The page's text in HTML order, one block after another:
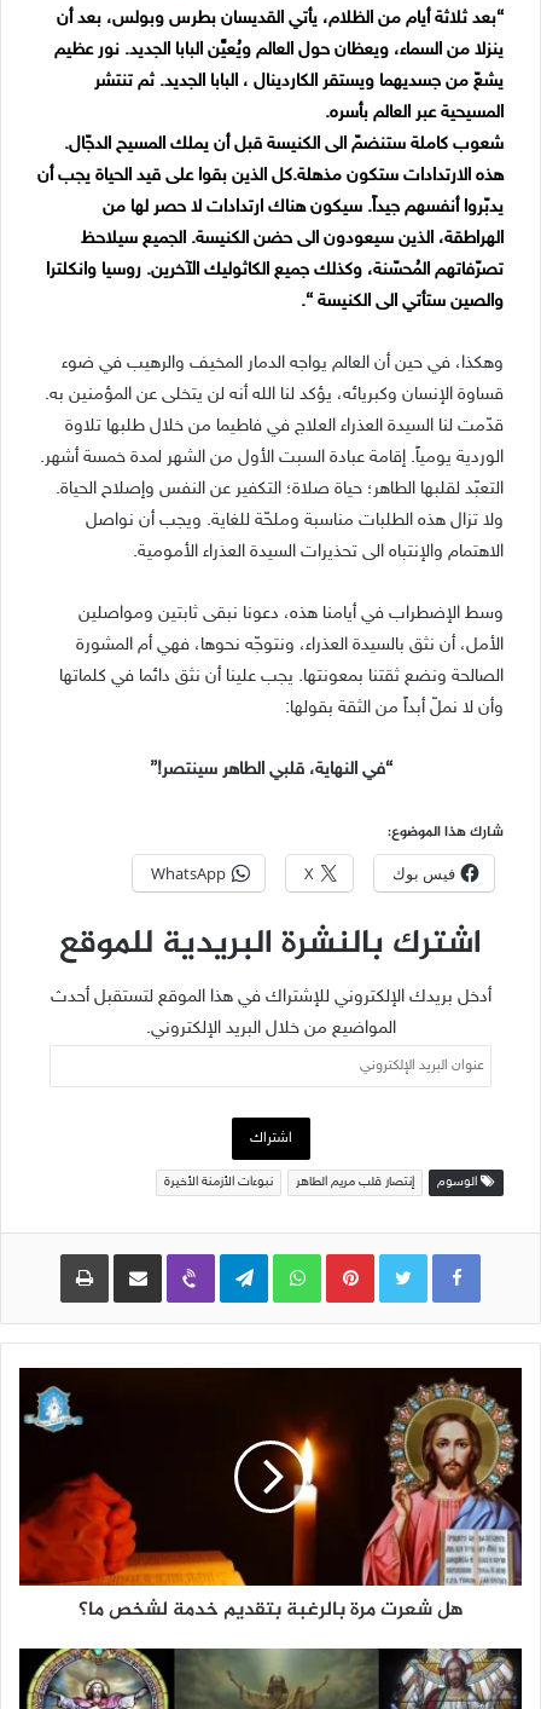
“بعد ثلاثة أيام من الظلام، يأتي القديسان بطرس وبولس، بعد أن
ينزلا من السماء، ويعظان حول العالم ويُعيَّن البابا الجديد. نور عظيم
يشعّ من جسديهما ويستقر الكاردينال ، البابا الجديد. ثم تنتشر
المسيحية عبر العالم بأسره.
شعوب كاملة ستنضمّ الى الكنيسة قبل أن يملك المسيح الدجّال.
هذه الارتدادات ستكون مذهلة.كل الذين بقوا على قيد الحياة يجب أن
يدبّروا أنفسهم جيداً. سيكون هناك ارتدادات لا حصر لها من
الهراطقة، الذين سيعودون الى حضن الكنيسة. الجميع سيلاحظ
تصرّفاتهم المُحسّنة، وكذلك جميع الكاثوليك الآخرين. روسيا وانكلترا
والصين ستأتي الى الكنيسة “.
وهكذا، في حين أن العالم يواجه الدمار المخيف والرهيب في ضوء
قساوة الإنسان وكبريائه، يؤكد لنا الله أنه لن يتخلى عن المؤمنين به.
قدّمت لنا السيدة العذراء العلاج في فاطيما من خلال طلبها تلاوة
الوردية يومياً. إقامة عبادة السبت الأول من الشهر لمدة خمسة أشهر.
التعبّد لقلبها الطاهر؛ حياة صلاة؛ التكفير عن النفس وإصلاح الحياة.
ولا تزال هذه الطلبات مناسبة وملحّة للغاية. ويجب أن نواصل
الاهتمام والإنتباه الى تحذيرات السيدة العذراء الأمومية.
وسط الإضطراب في أيامنا هذه، دعونا نبقى ثابتين ومواصلين
الأمل، أن نثق بالسيدة العذراء، ونتوجّه نحوها، فهي أم المشورة
الصالحة ونضع ثقتنا بمعونتها. يجب علينا أن نثق دائما في كلماتها
وأن لا نملّ أبداً من الثقة بقولها:
“في النهاية، قلبي الطاهر سينتصر!”
شارك هذا الموضوع:
فيس بوك X
WhatsApp
اشترك بالنشرة البريدية للموقع
أدخل بريدك الإلكتروني للإشتراك في هذا الموقع لتستقبل أحدث
المواضيع من خلال البريد الإلكتروني.
عنوان
البريد
اشتراك
الوسوم إنتصار قلب مريم الطاهر نبوءات الأزمنة الأخيرة
Pinterest
WhatsApp
Telegram
Viber مشاركة عبر البريد طباعة
هل شعرت مرة بالرغبة بتقديم خدمة لشخص ما؟